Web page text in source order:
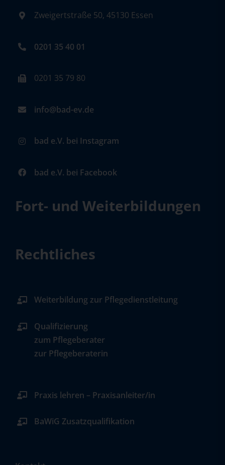
Zweigertstraße 50, 45130 Essen
0201 35 40 01
0201 35 79 80
info@bad-ev.de
bad e.V. bei Instagram
bad e.V. bei Facebook
Fort- und Weiterbildungen
Rechtliches
Weiterbildung zur Pflegedienstleitung
Qualifizierung
zum Pflegeberater
zur Pflegeberaterin
Praxis lehren – Praxisanleiter/in
BaWiG Zusatzqualifikation